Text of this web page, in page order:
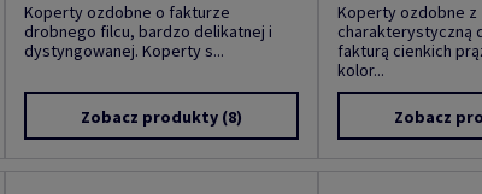
Koperty ozdobne o fakturze
drobnego filcu, bardzo delikatnej i
dystyngowanej. Koperty s...
Zobacz produkty (8)
Koperty ozdobne z
charakterystyczną
fakturą cienkich
kolor...
Zobacz